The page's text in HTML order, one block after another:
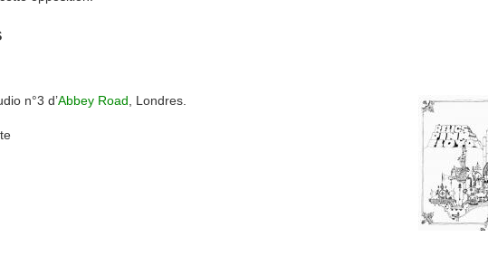
n°3 d’Abbey Road , Londres.